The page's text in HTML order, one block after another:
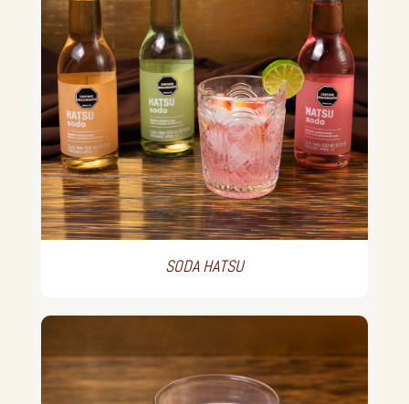
SODA HATSU